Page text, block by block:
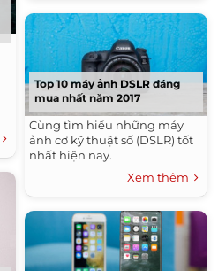
Top 10 máy ảnh DSLR đáng
mua nhất năm 2017
Cùng tìm hiểu những máy
ảnh cơ kỹ thuật số (DSLR) tốt
nhất hiện nay.
Xem thêm